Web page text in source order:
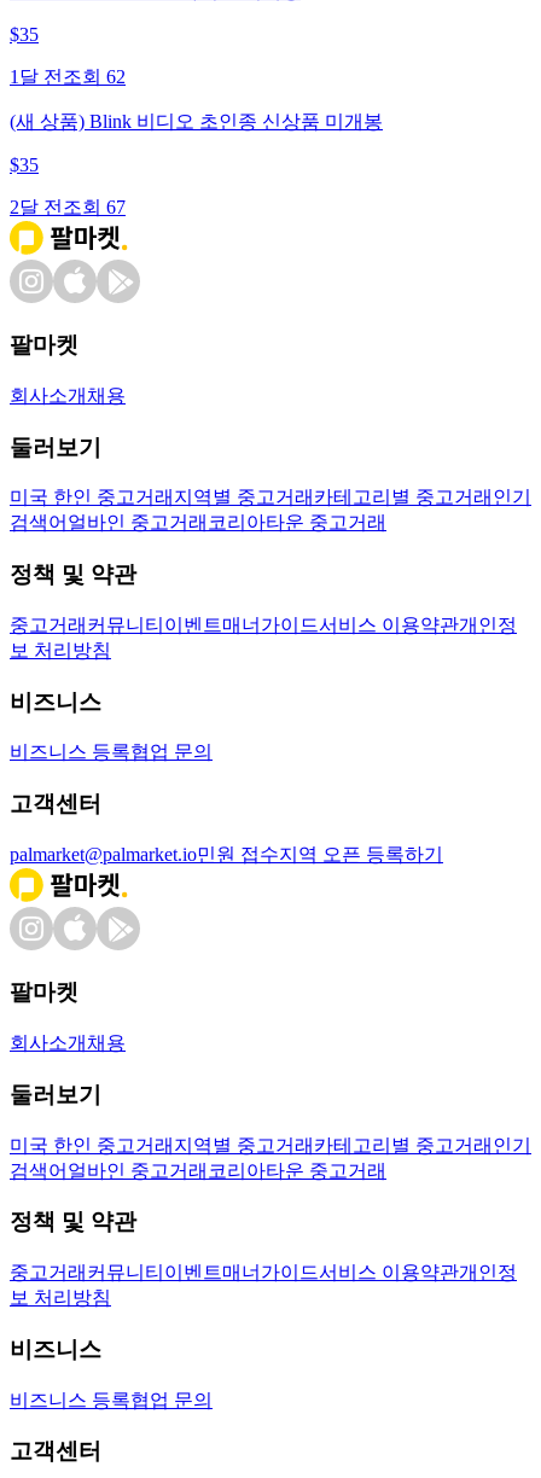
$35
1달 전 조회 62
(새 상품) Blink 비디오 초인종 신상품 미개봉
$35
2달 전 조회 67
팔마켓
회사소개 채용
둘러보기
미국 한인 중고거래 지역별 중고거래 카테고리별 중고거래 인기
검색어 얼바인 중고거래 코리아타운 중고거래
정책 및 약관
중고거래 커뮤니티 이벤트매너가이드서비스 이용약관개인정
보 처리방침
비즈니스
비즈니스 등록협업 문의
고객센터
palmarket@palmarket.io민원 접수지역 오픈 등록하기
팔마켓
회사소개 채용
둘러보기
미국 한인 중고거래 지역별 중고거래 카테고리별 중고거래 인기
검색어 얼바인 중고거래 코리아타운 중고거래
정책 및 약관
중고거래 커뮤니티 이벤트매너가이드서비스 이용약관개인정
보 처리방침
비즈니스
비즈니스 등록협업 문의
고객센터